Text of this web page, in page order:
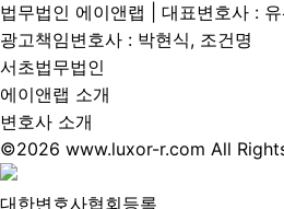
법무법인 에이앤랩 | 대표변호사 : 유
광고책임변호사 : 박현식, 조건명
서초법무법인
에이앤랩 소개
변호사 소개
©2026 www.luxor-r.com All
대한변호사협회등록